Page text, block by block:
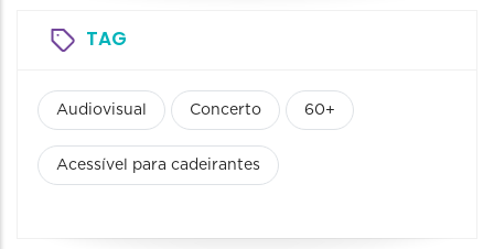
TAG
Audiovisual Concerto 60+
Acessível para cadeirantes